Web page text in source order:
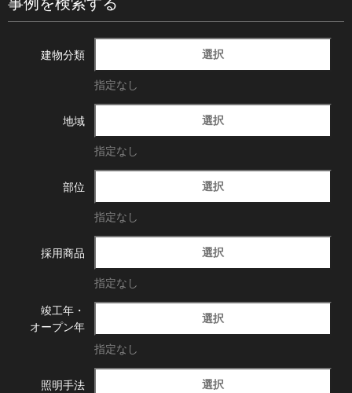
建物分類 選択
指定なし
地域 選択
指定なし
部位 選択
指定なし
採用商品 選択
指定なし
竣工年・
オープン年
選択
指定なし
照明手法 選択